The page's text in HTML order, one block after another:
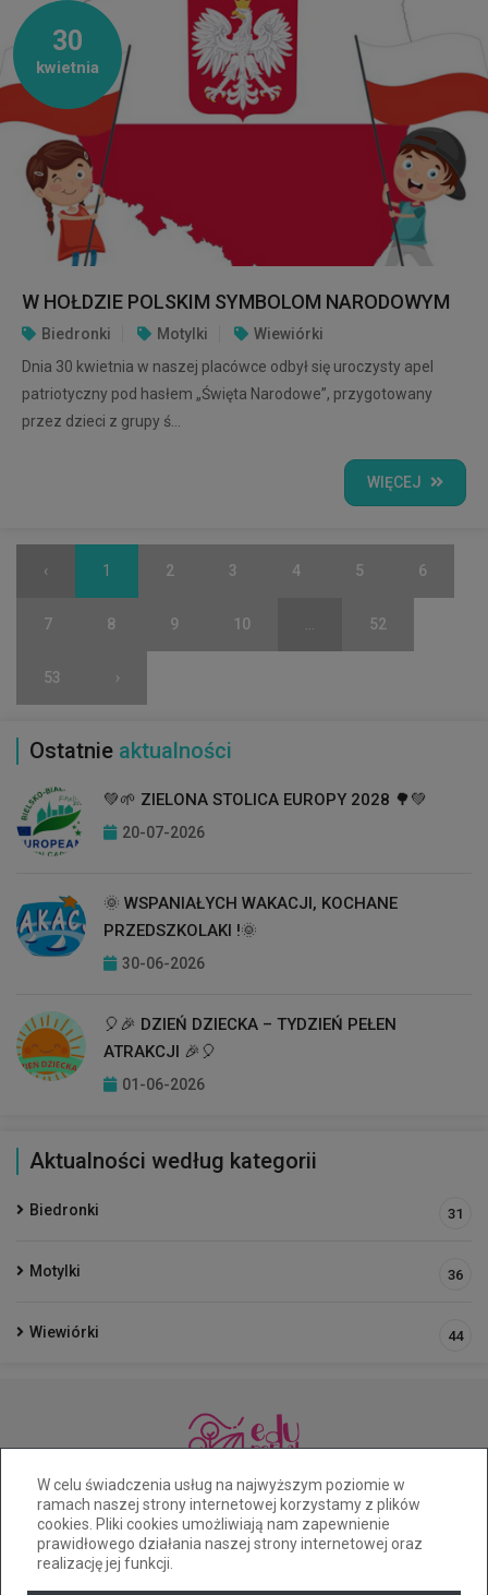
W celu świadczenia usług na najwyższym poziomie w
ramach naszej strony internetowej korzystamy z plików
cookies. Pliki cookies umożliwiają nam zapewnienie
prawidłowego działania naszej strony internetowej oraz
realizację jej funkcji.
30
kwietnia
W HOŁDZIE POLSKIM SYMBOLOM NARODOWYM
Biedronki Motylki
Wiewiórki
Dnia 30 kwietnia w naszej placówce odbył się uroczysty apel
patriotyczny pod hasłem „Święta Narodowe”, przygotowany
przez dzieci z grupy ś...
WIĘCEJ
‹ 1 2 3 4 5 6
7 8 9 10 ... 52
53 ›
Ostatnie aktualności
💚🌱 ZIELONA STOLICA EUROPY 2028 🌳💚
20-07-2026
🌞 WSPANIAŁYCH WAKACJI, KOCHANE
PRZEDSZKOLAKI !🌞
30-06-2026
🎈🎉 DZIEŃ DZIECKA – TYDZIEŃ PEŁEN
ATRAKCJI 🎉🎈
01-06-2026
Aktualności według kategorii
Biedronki 31
Motylki 36
Wiewiórki 44
33 812 54 68
pm7@cuw.bielsko-biala.pl
ul. Chopina 13
Deklaracja dostępności
Tryb wysokiego kontrastu